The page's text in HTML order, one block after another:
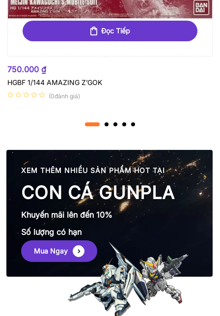
Đọc Tiếp
750.000 ₫
HGBF 1/144 AMAZING Z’GOK
(0đánh giá)
XEM THÊM NHIỀU SẢN PHẨM HOT TẠI
CON CÁ GUNPLA
Khuyến mãi lên đến 10%
Số lượng có hạn
Mua Ngay